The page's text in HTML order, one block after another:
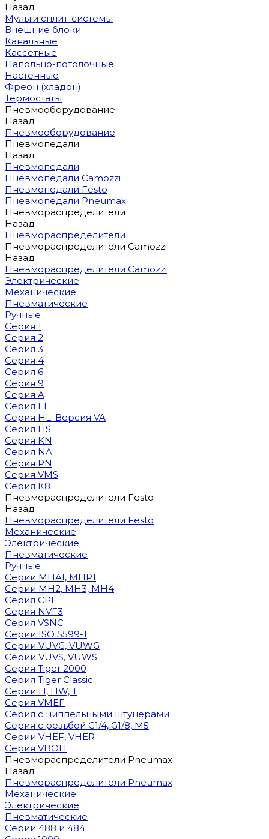
Назад
Мульти сплит-системы
Внешние блоки
Канальные
Кассетные
Напольно-потолочные
Настенные
Фреон (хладон)
Термостаты
Пневмооборудование
Назад
Пневмооборудование
Пневмопедали
Назад
Пневмопедали
Пневмопедали Camozzi
Пневмопедали Festo
Пневмопедали Pneumax
Пневмораспределители
Назад
Пневмораспределители
Пневмораспределители Camozzi
Назад
Пневмораспределители Camozzi
Электрические
Механические
Пневматические
Ручные
Серия 1
Серия 2
Серия 3
Серия 4
Серия 6
Серия 9
Серия A
Серия EL
Серия HL. Версия VA
Серия HS
Серия KN
Серия NA
Серия PN
Серия VMS
Серия К8
Пневмораспределители Festo
Назад
Пневмораспределители Festo
Механические
Электрические
Пневматические
Ручные
Cерии MHA1, MHP1
Cерии MH2, MH3, MH4
Cерия CPE
Серия NVF3
Серия VSNC
Серии ISO 5599-1
Серии VUVG, VUWG
Серии VUVS, VUWS
Серия Tiger 2000
Серия Tiger Classic
Серии H, HW, T
Серия VMEF
Серия с ниппельными штуцерами
Серия с резьбой G1/4, G1/8, М5
Серии VHEF, VHER
Серия VBOH
Пневмораспределители Pneumax
Назад
Пневмораспределители Pneumax
Механические
Электрические
Пневматические
Серии 488 и 484